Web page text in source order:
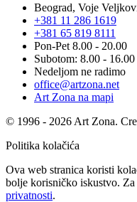
Beograd, Voje
+381 11 286 1619
+381 65 819 8111
Pon-Pet 8.00 - 20.00
Subotom: 8.00 - 16.00
Nedeljom ne radimo
office@artzona.net
Art Zona na mapi
© 1996 - 2026 Art Zona.
Politika kolačića
Ova web stranica koristi
bolje korisničko iskustvo. Za
privatnosti.